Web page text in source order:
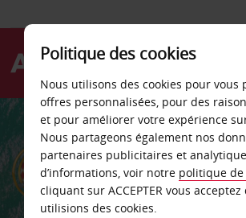
Politique des cookies
Nous utilisons des cookies pour vous
offres personnalisées, pour des
et pour améliorer votre expérience
Nous partageons également nos
partenaires publicitaires et
d’informations, voir notre politique de
cliquant sur ACCEPTER vous
utilisions des cookies.